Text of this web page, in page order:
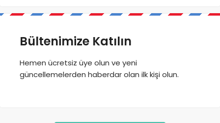
Bültenimize Katılın
Hemen ücretsiz üye olun ve yeni
güncellemelerden haberdar olan ilk kişi olun.